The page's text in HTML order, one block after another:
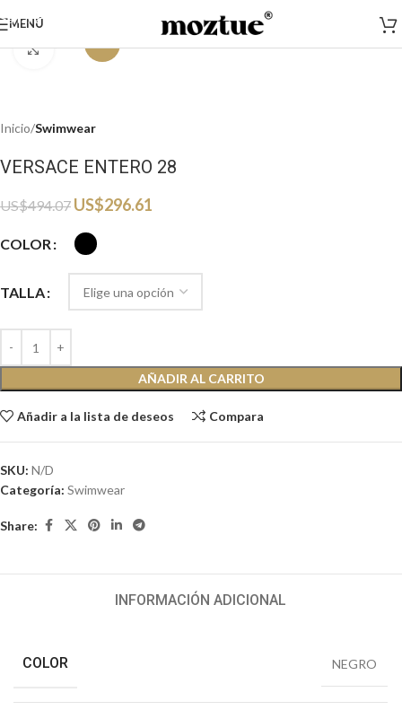
Saltar a la navegación
MENÚ
Haga clic para ampliar
Inicio Swimwear
VERSACE ENTERO 28
US$494.07 US$296.61
COLOR
TALLA
AÑADIR AL CARRITO
Añadir a la lista de deseos Compara
SKU: N/D
Categoría: Swimwear
Share:
INFORMACIÓN ADICIONAL
COLOR NEGRO